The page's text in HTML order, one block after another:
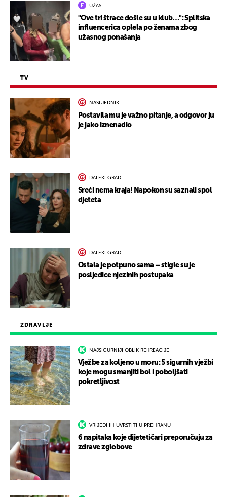
ZDRAVLJE
NAJSIGURNIJI OBLIK REKREACIJE
Vježbe za koljeno u moru: 5 sigurnih vježbi
koje mogu smanjiti bol i poboljšati
pokretljivost
VRIJEDI IH UVRSTITI U PREHRANU
6 napitaka koje dijetetičari preporučuju za
zdrave zglobove
UŽAS…
"Ove tri štrace došle su u klub…": Splitska
influencerica oplela po ženama zbog
užasnog ponašanja
TV
NASLJEDNIK
Postavila mu je važno pitanje, a odgovor ju
je jako iznenadio
DALEKI GRAD
Sreći nema kraja! Napokon su saznali spol
djeteta
DALEKI GRAD
Ostala je potpuno sama – stigle su je
posljedice njezinih postupaka